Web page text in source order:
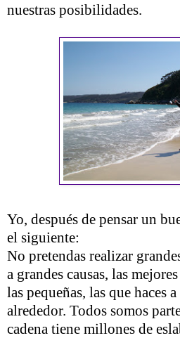
nuestras posibilidades.
Yo, después de pensar un
el siguiente:
No pretendas realizar
a grandes causas, las
las pequeñas, las que haces
alrededor. Todos somos
cadena tiene millones de